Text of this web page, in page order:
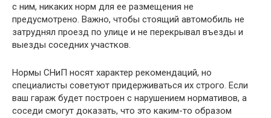
с ним, никаких норм для ее размещения не
предусмотрено. Важно, чтобы стоящий автомобиль не
затруднял проезд по улице и не перекрывал въезды и
выезды соседних участков.
Нормы СНиП носят характер рекомендаций, но
специалисты советуют придерживаться их строго. Если
ваш гараж будет построен с нарушением нормативов, а
соседи смогут доказать, что это каким-то образом